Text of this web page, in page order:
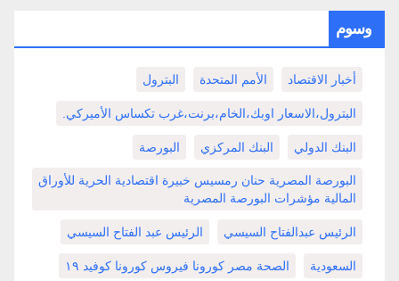
وسوم
أخبار الاقتصاد الأمم المتحدة البترول
البترول،الاسعار اوبك،الخام،برنت،غرب تكساس الأميركي.
البنك الدولي البنك المركزي البورصة
البورصة المصرية حنان رمسيس خبيرة اقتصادية الحرية للأوراق
المالية مؤشرات البورصة المصرية
الرئيس عبدالفتاح السيسي الرئيس عبد الفتاح السيسي
السعودية الصحة مصر كورونا فيروس كورونا كوفيد ١٩